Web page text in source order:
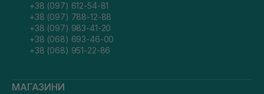
+38 (097) 612-54-81
+38 (097) 788-12-88
+38 (097) 983-41-20
+38 (068) 693-46-00
+38 (068) 951-22-86
МАГАЗИНИ